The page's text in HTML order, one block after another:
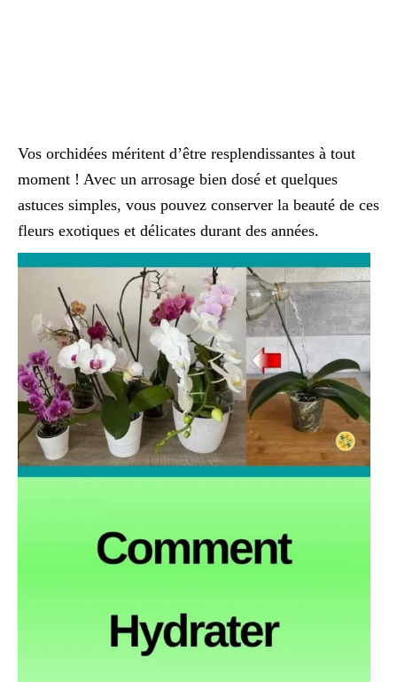
Vos orchidées méritent d’être resplendissantes à tout
moment ! Avec un arrosage bien dosé et quelques
astuces simples, vous pouvez conserver la beauté de ces
fleurs exotiques et délicates durant des années.